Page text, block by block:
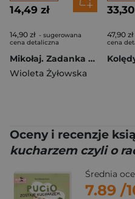
14,49 zł
14,90 zł - sugerowana
cena detaliczna
Mikołaj. Zadanka & rzepiki
Wioleta Żyłowska
33,30
47,90 zł
cena
Oceny i recenzje
kucharzem czyli o
Średnia
7.89 /